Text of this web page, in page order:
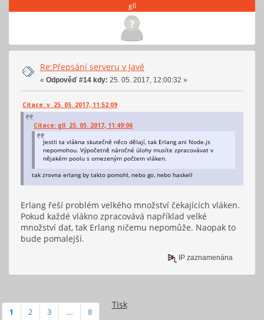
gll
Re:Přepsání serveru v Javě
« Odpověď #14 kdy: 25. 05. 2017, 12:00:32 »
Citace: v 25. 05. 2017, 11:52:09
Citace: gll 25. 05. 2017, 11:49:06
Jestli ta vlákna skutečně něco dělají, tak Erlang ani Node.js
nepomohou. Výpočetně náročné úlohy musíte zpracovávat v
nějakém poolu s omezeným počtem vláken.
tak zrovna erlang by takto pomohl, nebo go, nebo haskell
Erlang řeší problém velkého množství čekajících vláken.
Pokud každé vlákno zpracovává například velké
množství dat, tak Erlang ničemu nepomůže. Naopak to
bude pomalejší.
IP zaznamenána
Tisk
1 2 3 ... 8